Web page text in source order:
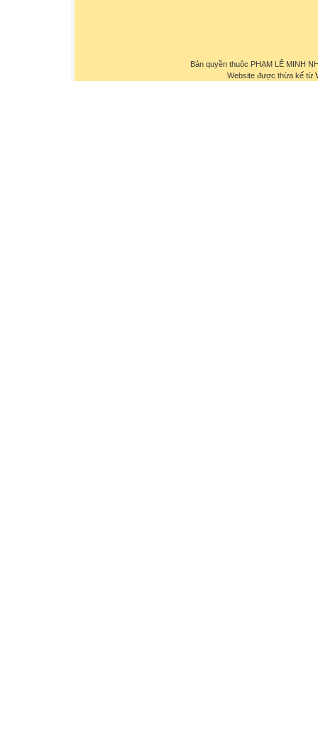
Bản quyền thuộc PHẠM LÊ MINH
Website được thừa kế từ